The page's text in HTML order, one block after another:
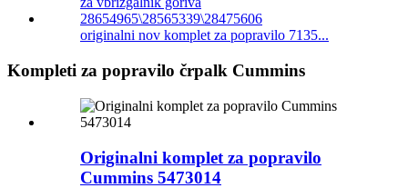
originalni nov komplet za popravilo 7135...
Kompleti za popravilo črpalk Cummins
Originalni komplet za popravilo
Cummins 5473014